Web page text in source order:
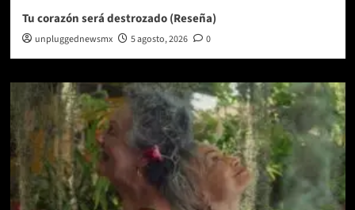
Tu corazón será destrozado (Reseña)
unpluggednewsmx 5 agosto, 2026 0